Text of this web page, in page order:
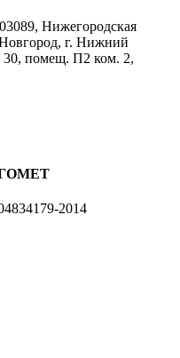
Нижегородская
г. Нижний
30, помещ. П2 ком. 2,
2014